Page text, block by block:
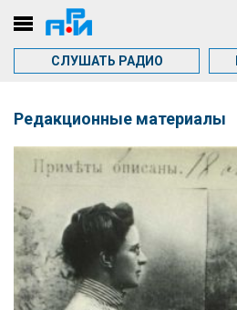
СЛУШАТЬ РАДИО
Редакционные материалы